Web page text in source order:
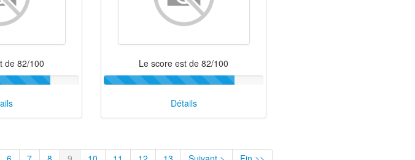
de 82/100 Le score est de 82/100
Détails